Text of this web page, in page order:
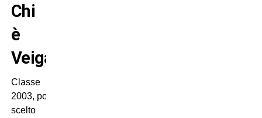
Chi
è
Veiga
Classe
2003, portoghese, Madama ha
scelto